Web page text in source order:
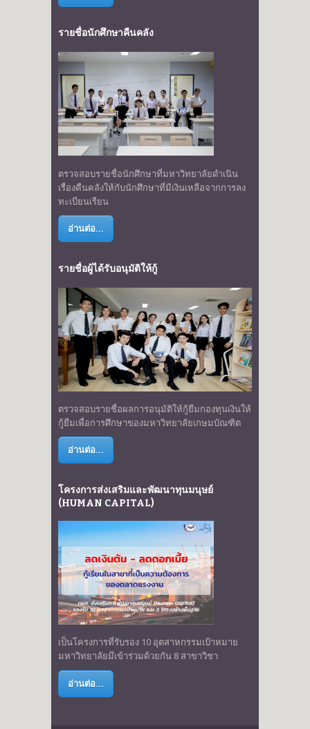
รายชื่อนักศึกษาคืนคลัง
ตรวจสอบรายชื่อนักศึกษาที่มหาวิทยาลัยดำเนิน
เรื่องคืนคลังให้กับนักศึกษาที่มีเงินเหลือจากการลง
ทะเบียนเรียน
อ่านต่อ...
รายชื่อผู้ได้รับอนุมัติให้กู้
ตรวจสอบรายชื่อผลการอนุมัติให้กู้ยืมกองทุนเงินให้
กู้ยืมเพื่อการศึกษาของมหาวิทยาลัยเกษมบัณฑิต
อ่านต่อ...
โครงการส่งเสริมและพัฒนาทุนมนุษย์
(HUMAN CAPITAL)
เป็นโครงการที่รับรอง 10 อุตสาหกรรมเป้าหมาย
มหาวิทยาลัยมีเข้าร่วมด้วยกัน 8 สาขาวิชา
อ่านต่อ...